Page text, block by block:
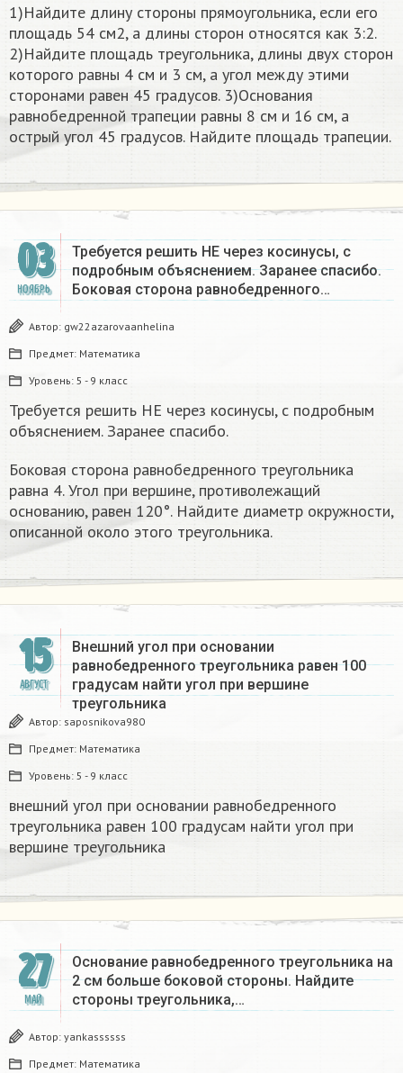
1)Найдите длину стороны прямоугольника, если его
площадь 54 см2, а длины сторон относятся как 3:2.
2)Найдите площадь треугольника, длины двух сторон
которого равны 4 см и 3 см, а угол между этими
сторонами равен 45 градусов. 3)Основания
равнобедренной трапеции равны 8 см и 16 см, а
острый угол 45 градусов. Найдите площадь трапеции.
03
НОЯБРЬ
Требуется решить НЕ через косинусы, с
подробным объяснением. Заранее спасибо.
Боковая сто­ро­на рав­но­бед­рен­но­го…
Автор: gw22azarovaanhelina
Предмет: Математика
Уровень: 5 - 9 класс
Требуется решить НЕ через косинусы, с подробным
объяснением. Заранее спасибо.
Боковая сто­ро­на рав­но­бед­рен­но­го тре­уголь­ни­ка
равна 4. Угол при вершине, про­ти­во­ле­жа­щий
основанию, равен 120°. Най­ди­те диа­метр окружности,
опи­сан­ной около этого треугольника.
15
АВГУСТ
Внешний угол при основании
равнобедренного треугольника равен 100
градусам найти угол при вершине
треугольника​
Автор: saposnikova980
Предмет: Математика
Уровень: 5 - 9 класс
внешний угол при основании равнобедренного
треугольника равен 100 градусам найти угол при
вершине треугольника​
27
МАЙ
Основание равнобедренного треугольника на
2 см больше боковой стороны. Найдите
стороны треугольника,…
Автор: yankassssss
Предмет: Математика